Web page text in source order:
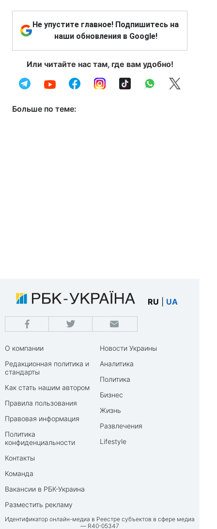
Не упустите главное! Подпишитесь на
наши обновления в Google!
Или читайте нас там, где вам удобно!
Больше по теме:
RU UA
О компании
Редакционная политика и
стандарты
Как стать нашим автором
Правила пользования
Правовая информация
Политика
конфиденциальности
Контакты
Команда
Вакансии в РБК-Украина
Разместить рекламу
Новости Украины
Аналитика
Политика
Бизнес
Жизнь
Развлечения
Lifestyle
Идентификатор онлайн-медиа в Реестре субъектов в сфере медиа
— R40-05347